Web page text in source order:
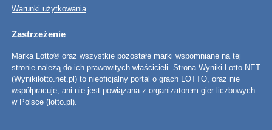
Warunki użytkowania
Zastrzeżenie
Marka Lotto® oraz wszystkie pozostałe marki wspomniane na tej
stronie należą do ich prawowitych właścicieli. Strona Wyniki Lotto NET
(Wynikilotto.net.pl) to nieoficjalny portal o grach LOTTO, oraz nie
współpracuje, ani nie jest powiązana z organizatorem gier liczbowych
w Polsce (lotto.pl).